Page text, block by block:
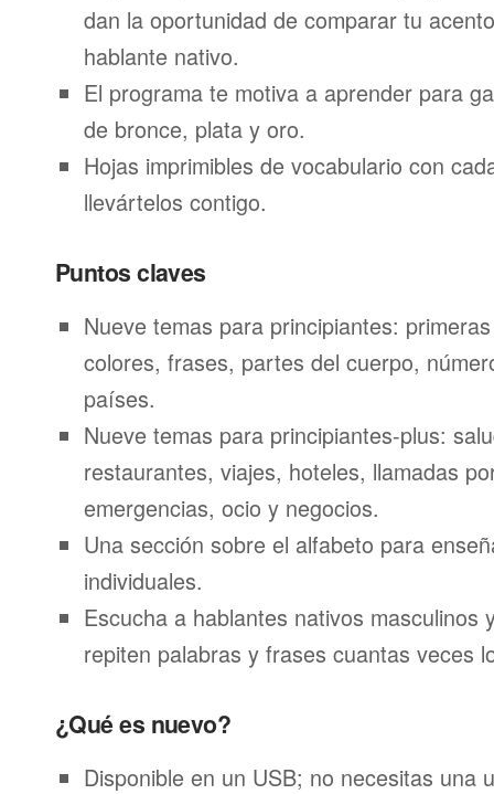
dan la oportunidad de comparar tu
hablante nativo.
El programa te motiva a aprender para
de bronce, plata y oro.
Hojas imprimibles de vocabulario con
llevártelos contigo.
Puntos claves
Nueve temas para principiantes:
colores, frases, partes del cuerpo,
países.
Nueve temas para principiantes-plus:
restaurantes, viajes, hoteles, llamadas
emergencias, ocio y negocios.
Una sección sobre el alfabeto para
individuales.
Escucha a hablantes nativos masculinos
repiten palabras y frases cuantas veces
¿Qué es nuevo?
Disponible en un USB; no necesitas una